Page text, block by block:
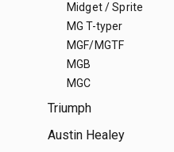
Midget / Sprite
MG T-typer
MGF/MGTF
MGB
MGC
Triumph
Austin Healey